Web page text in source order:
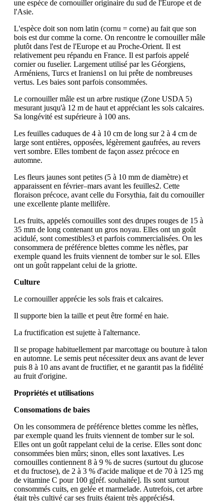
une espèce de cornouiller originaire du sud de l'Europe et de
l'Asie.
L'espèce doit son nom latin (cornu = corne) au fait que son
bois est dur comme la corne. On rencontre le cornouiller mâle
plutôt dans l'est de l'Europe et au Proche-Orient. Il est
relativement peu répandu en France. Il est parfois appelé
cornier ou fuselier. Largement utilisé par les Géorgiens,
Arméniens, Turcs et Iraniens1 on lui prête de nombreuses
vertus. Les baies sont parfois consommées.
Le cornouiller mâle est un arbre rustique (Zone USDA 5)
mesurant jusqu'à 12 m de haut et appréciant les sols calcaires.
Sa longévité est supérieure à 100 ans.
Les feuilles caduques de 4 à 10 cm de long sur 2 à 4 cm de
large sont entières, opposées, légèrement gaufrées, au revers
vert sombre. Elles tombent de façon assez précoce en
automne.
Les fleurs jaunes sont petites (5 à 10 mm de diamètre) et
apparaissent en février–mars avant les feuilles2. Cette
floraison précoce, avant celle du Forsythia, fait du cornouiller
une excellente plante mellifère.
Les fruits, appelés cornouilles sont des drupes rouges de 15 à
35 mm de long contenant un gros noyau. Elles ont un goût
acidulé, sont comestibles3 et parfois commercialisées. On les
consommera de préférence blettes comme les nèfles, par
exemple quand les fruits viennent de tomber sur le sol. Elles
ont un goût rappelant celui de la griotte.
Culture
Le cornouiller apprécie les sols frais et calcaires.
Il supporte bien la taille et peut être formé en haie.
La fructification est sujette à l'alternance.
Il se propage habituellement par marcottage ou bouture à talon
en automne. Le semis peut nécessiter deux ans avant de lever
puis 8 à 10 ans avant de fructifier, et ne garantit pas la fidélité
au fruit d'origine.
Propriétés et utilisations
Consomations de baies
On les consommera de préférence blettes comme les nèfles,
par exemple quand les fruits viennent de tomber sur le sol.
Elles ont un goût rappelant celui de la cerise. Elles sont donc
consommées bien mûrs; sinon, elles sont laxatives. Les
cornouilles contiennent 8 à 9 % de sucres (surtout du glucose
et du fructose), de 2 à 3 % d'acide malique et de 70 à 125 mg
de vitamine C pour 100 g[réf. souhaitée]. Ils sont surtout
consommés cuits, en gelée et marmelade. Autrefois, cet arbre
était très cultivé car ses fruits étaient très appréciés4.